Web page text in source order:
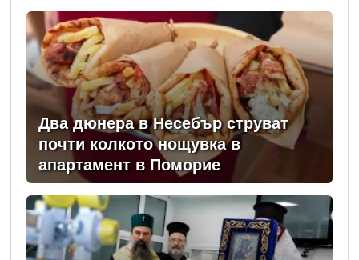
Два дюнера в Несебър струват
почти колкото нощувка в
апартамент в Поморие